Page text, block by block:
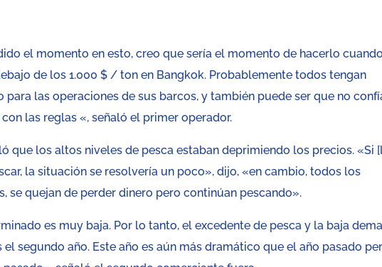
el momento en esto, creo que sería el momento de hacerlo
de los 1.000 $ / ton en Bangkok. Probablemente todos tengan
las operaciones de sus barcos, y también puede ser que no
las reglas «, señaló el primer operador.
que los altos niveles de pesca estaban deprimiendo los precios. «Si
la situación se resolvería un poco», dijo, «en cambio, todos los
se quejan de perder dinero pero continúan pescando».
es muy baja. Por lo tanto, el excedente de pesca y la baja
el segundo año. Este año es aún más dramático que el año pasado